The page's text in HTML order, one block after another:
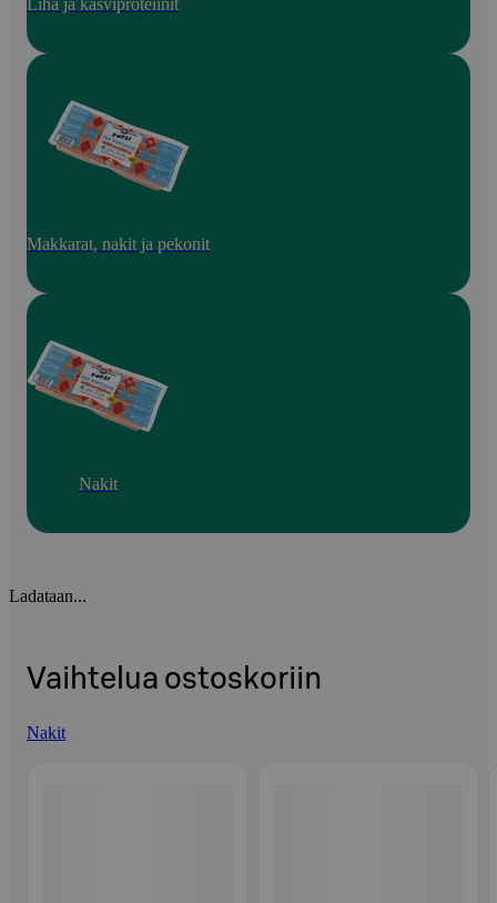
Makkarat, nakit ja pekonit
Nakit
Ladataan...
Vaihtelua ostoskoriin
Nakit